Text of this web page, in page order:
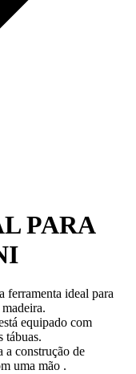
PARA
ferramenta ideal para
equipado com
tábuas.
a construção de
uma mão .